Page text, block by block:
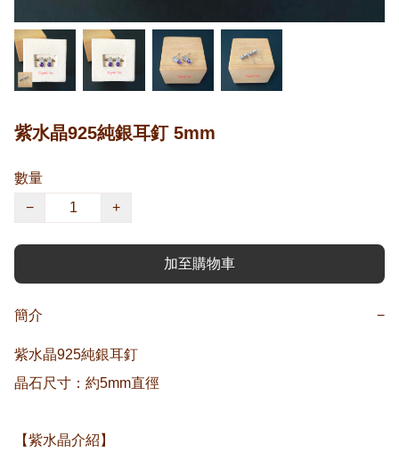
紫水晶925純銀耳釘 5mm
數量
−
+
加至購物車
簡介 −
紫水晶925純銀耳釘
晶石尺寸：約5mm直徑
【紫水晶介紹】